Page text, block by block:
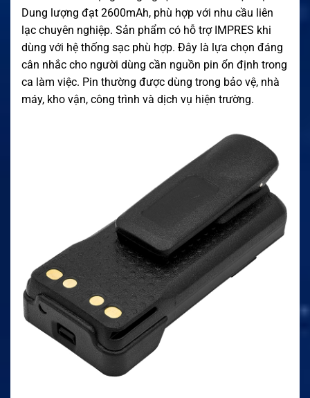
Dung lượng đạt 2600mAh, phù hợp với nhu cầu liên
lạc chuyên nghiệp. Sản phẩm có hỗ trợ IMPRES khi
dùng với hệ thống sạc phù hợp. Đây là lựa chọn đáng
cân nhắc cho người dùng cần nguồn pin ổn định trong
ca làm việc. Pin thường được dùng trong bảo vệ, nhà
máy, kho vận, công trình và dịch vụ hiện trường.